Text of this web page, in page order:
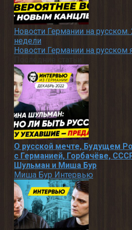
Новости Германии на
недели
Новости Германии на русском
Последние статьи
О русской мечте, Будущем
с Германией, Горбачёве,
Шульман и Миша Бур
Миша Бур Интервью